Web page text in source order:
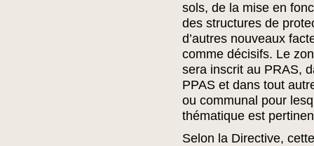
sols, de la mise en
des structures de
d’autres nouveaux
comme décisifs. Le
sera inscrit au PRAS,
PPAS et dans tout
ou communal pour
thématique est
Selon la Directive,